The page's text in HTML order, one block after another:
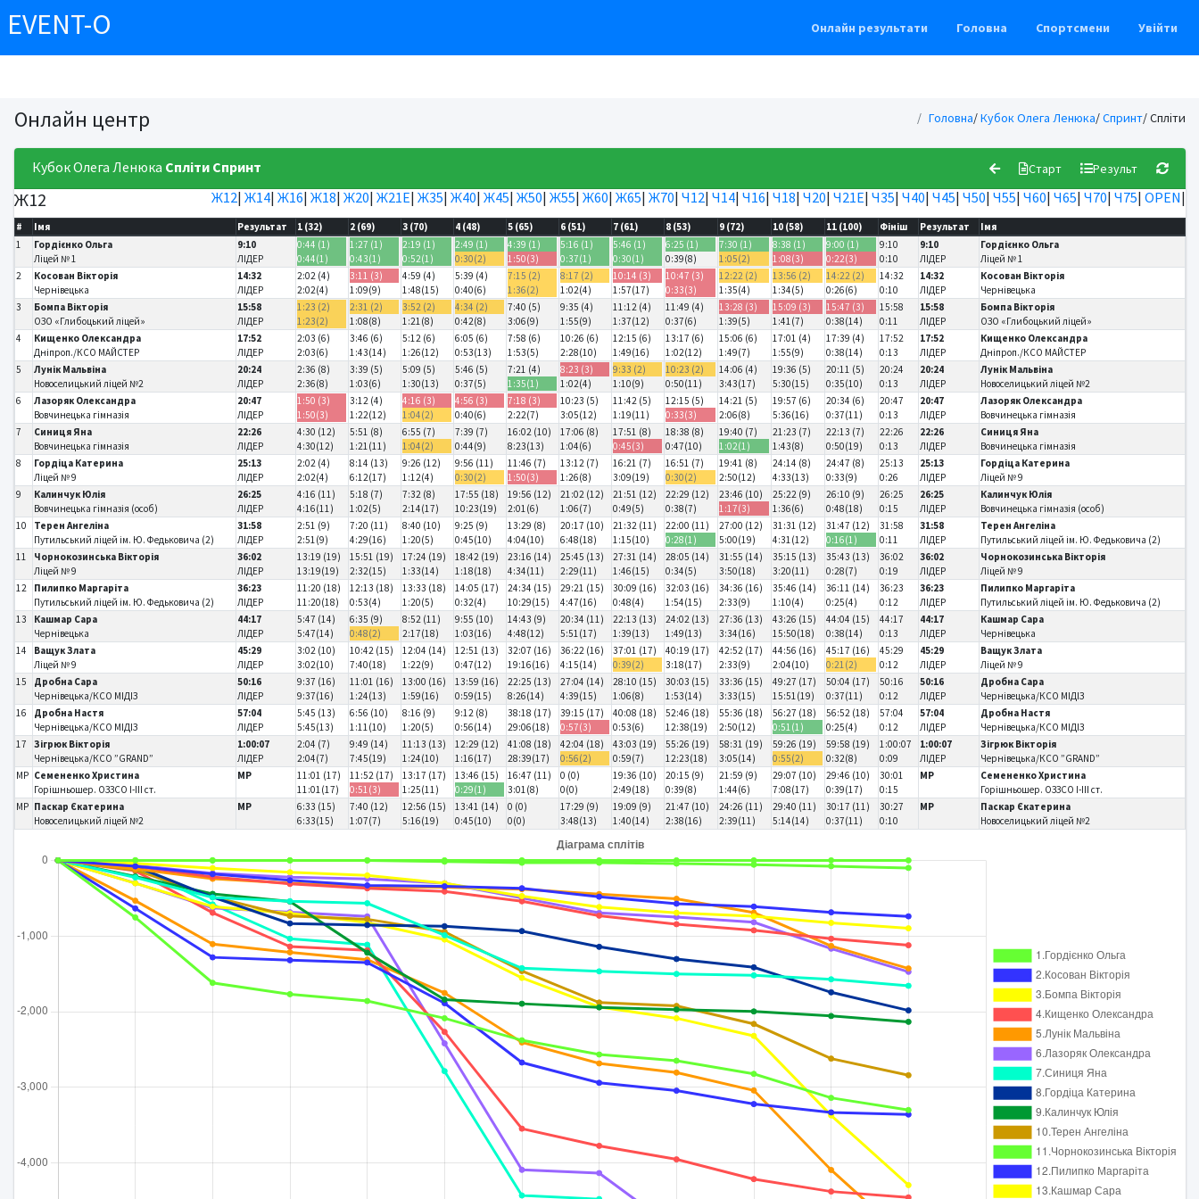
EVENT-O Онлайн результати Головна Спортсмени Увійти
Онлайн центр Головна/Кубок Олега Ленюка/Спринт/ Спліти
Кубок Олега Ленюка Спліти Спринт Старт Результ
Ж12 Ж12| Ж14| Ж16| Ж18| Ж20| Ж21Е| Ж35| Ж40| Ж45| Ж50| Ж55| Ж60| Ж65| Ж70| Ч12| Ч14| Ч16| Ч18| Ч20| Ч21Е| Ч35| Ч40| Ч45| Ч50| Ч55| Ч60| Ч65| Ч70| Ч75| OPEN|
# Імя Результат 1 (32) 2 (69) 3 (70) 4 (48) 5 (65) 6 (51) 7 (61) 8 (53) 9 (72) 10 (58) 11 (100) Фініш Результат
Імя
1
Гордієнко Ольга
Ліцей № 1
9:10
ЛІДЕР
0:44 (1)
0:44(1)
1:27 (1)
0:43(1)
2:19 (1)
0:52(1)
2:49 (1)
0:30(2)
4:39 (1)
1:50(3)
5:16 (1)
0:37(1)
5:46 (1)
0:30(1)
6:25 (1)
0:39(8)
7:30 (1)
1:05(2)
8:38 (1)
1:08(3)
9:00 (1)
0:22(3)
9:10
0:10
9:10
ЛІДЕР
Гордієнко Ольга
Ліцей № 1
2
Косован Вікторія
Чернівецька
14:32
ЛІДЕР
2:02 (4)
2:02(4)
3:11 (3)
1:09(9)
4:59 (4)
1:48(15)
5:39 (4)
0:40(6)
7:15 (2)
1:36(2)
8:17 (2)
1:02(4)
10:14 (3)
1:57(17)
10:47 (3)
0:33(3)
12:22 (2)
1:35(4)
13:56 (2)
1:34(5)
14:22 (2)
0:26(6)
14:32
0:10
14:32
ЛІДЕР
Косован Вікторія
Чернівецька
3
Бомпа Вікторія
ОЗО «Глибоцький ліцей»
15:58
ЛІДЕР
1:23 (2)
1:23(2)
2:31 (2)
1:08(8)
3:52 (2)
1:21(8)
4:34 (2)
0:42(8)
7:40 (5)
3:06(9)
9:35 (4)
1:55(9)
11:12 (4)
1:37(12)
11:49 (4)
0:37(6)
13:28 (3)
1:39(5)
15:09 (3)
1:41(7)
15:47 (3)
0:38(14)
15:58
0:11
15:58
ЛІДЕР
Бомпа Вікторія
ОЗО «Глибоцький ліцей»
4
Кищенко Олександра
Дніпроп./КСО МАЙСТЕР
17:52
ЛІДЕР
2:03 (6)
2:03(6)
3:46 (6)
1:43(14)
5:12 (6)
1:26(12)
6:05 (6)
0:53(13)
7:58 (6)
1:53(5)
10:26 (6)
2:28(10)
12:15 (6)
1:49(16)
13:17 (6)
1:02(12)
15:06 (6)
1:49(7)
17:01 (4)
1:55(9)
17:39 (4)
0:38(14)
17:52
0:13
17:52
ЛІДЕР
Кищенко Олександра
Дніпроп./КСО МАЙСТЕР
5
Лунік Мальвіна
Новоселицький ліцей №2
20:24
ЛІДЕР
2:36 (8)
2:36(8)
3:39 (5)
1:03(6)
5:09 (5)
1:30(13)
5:46 (5)
0:37(5)
7:21 (4)
1:35(1)
8:23 (3)
1:02(4)
9:33 (2)
1:10(9)
10:23 (2)
0:50(11)
14:06 (4)
3:43(17)
19:36 (5)
5:30(15)
20:11 (5)
0:35(10)
20:24
0:13
20:24
ЛІДЕР
Лунік Мальвіна
Новоселицький ліцей №2
6
Лазоряк Олександра
Вовчинецька гімназія
20:47
ЛІДЕР
1:50 (3)
1:50(3)
3:12 (4)
1:22(12)
4:16 (3)
1:04(2)
4:56 (3)
0:40(6)
7:18 (3)
2:22(7)
10:23 (5)
3:05(12)
11:42 (5)
1:19(11)
12:15 (5)
0:33(3)
14:21 (5)
2:06(8)
19:57 (6)
5:36(16)
20:34 (6)
0:37(11)
20:47
0:13
20:47
ЛІДЕР
Лазоряк Олександра
Вовчинецька гімназія
7
Синиця Яна
Вовчинецька гімназія
22:26
ЛІДЕР
4:30 (12)
4:30(12)
5:51 (8)
1:21(11)
6:55 (7)
1:04(2)
7:39 (7)
0:44(9)
16:02 (10)
8:23(13)
17:06 (8)
1:04(6)
17:51 (8)
0:45(3)
18:38 (8)
0:47(10)
19:40 (7)
1:02(1)
21:23 (7)
1:43(8)
22:13 (7)
0:50(19)
22:26
0:13
22:26
ЛІДЕР
Синиця Яна
Вовчинецька гімназія
8
Гордіца Катерина
Ліцей № 9
25:13
ЛІДЕР
2:02 (4)
2:02(4)
8:14 (13)
6:12(17)
9:26 (12)
1:12(4)
9:56 (11)
0:30(2)
11:46 (7)
1:50(3)
13:12 (7)
1:26(8)
16:21 (7)
3:09(19)
16:51 (7)
0:30(2)
19:41 (8)
2:50(12)
24:14 (8)
4:33(13)
24:47 (8)
0:33(9)
25:13
0:26
25:13
ЛІДЕР
Гордіца Катерина
Ліцей № 9
9
Калинчук Юлія
Вовчинецька гімназія (особ)
26:25
ЛІДЕР
4:16 (11)
4:16(11)
5:18 (7)
1:02(5)
7:32 (8)
2:14(17)
17:55 (18)
10:23(19)
19:56 (12)
2:01(6)
21:02 (12)
1:06(7)
21:51 (12)
0:49(5)
22:29 (12)
0:38(7)
23:46 (10)
1:17(3)
25:22 (9)
1:36(6)
26:10 (9)
0:48(18)
26:25
0:15
26:25
ЛІДЕР
Калинчук Юлія
Вовчинецька гімназія (особ)
10
Терен Ангеліна
Путильський ліцей ім. Ю. Федьковича (2)
31:58
ЛІДЕР
2:51 (9)
2:51(9)
7:20 (11)
4:29(16)
8:40 (10)
1:20(5)
9:25 (9)
0:45(10)
13:29 (8)
4:04(10)
20:17 (10)
6:48(18)
21:32 (11)
1:15(10)
22:00 (11)
0:28(1)
27:00 (12)
5:00(19)
31:31 (12)
4:31(12)
31:47 (12)
0:16(1)
31:58
0:11
31:58
ЛІДЕР
Терен Ангеліна
Путильський ліцей ім. Ю. Федьковича (2)
11
Чорнокозинська Вікторія
Ліцей № 9
36:02
ЛІДЕР
13:19 (19)
13:19(19)
15:51 (19)
2:32(15)
17:24 (19)
1:33(14)
18:42 (19)
1:18(18)
23:16 (14)
4:34(11)
25:45 (13)
2:29(11)
27:31 (14)
1:46(15)
28:05 (14)
0:34(5)
31:55 (14)
3:50(18)
35:15 (13)
3:20(11)
35:43 (13)
0:28(7)
36:02
0:19
36:02
ЛІДЕР
Чорнокозинська Вікторія
Ліцей № 9
12
Пилипко Маргаріта
Путильський ліцей ім. Ю. Федьковича (2)
36:23
ЛІДЕР
11:20 (18)
11:20(18)
12:13 (18)
0:53(4)
13:33 (18)
1:20(5)
14:05 (17)
0:32(4)
24:34 (15)
10:29(15)
29:21 (15)
4:47(16)
30:09 (16)
0:48(4)
32:03 (16)
1:54(15)
34:36 (16)
2:33(9)
35:46 (14)
1:10(4)
36:11 (14)
0:25(4)
36:23
0:12
36:23
ЛІДЕР
Пилипко Маргаріта
Путильський ліцей ім. Ю. Федьковича (2)
13
Кашмар Сара
Чернівецька
44:17
ЛІДЕР
5:47 (14)
5:47(14)
6:35 (9)
0:48(2)
8:52 (11)
2:17(18)
9:55 (10)
1:03(16)
14:43 (9)
4:48(12)
20:34 (11)
5:51(17)
22:13 (13)
1:39(13)
24:02 (13)
1:49(13)
27:36 (13)
3:34(16)
43:26 (15)
15:50(18)
44:04 (15)
0:38(14)
44:17
0:13
44:17
ЛІДЕР
Кашмар Сара
Чернівецька
14
Ващук Злата
Ліцей № 9
45:29
ЛІДЕР
3:02 (10)
3:02(10)
10:42 (15)
7:40(18)
12:04 (14)
1:22(9)
12:51 (13)
0:47(12)
32:07 (16)
19:16(16)
36:22 (16)
4:15(14)
37:01 (17)
0:39(2)
40:19 (17)
3:18(17)
42:52 (17)
2:33(9)
44:56 (16)
2:04(10)
45:17 (16)
0:21(2)
45:29
0:12
45:29
ЛІДЕР
Ващук Злата
Ліцей № 9
15
Дробна Сара
Чернівецька/КСО МІДІЗ
50:16
ЛІДЕР
9:37 (16)
9:37(16)
11:01 (16)
1:24(13)
13:00 (16)
1:59(16)
13:59 (16)
0:59(15)
22:25 (13)
8:26(14)
27:04 (14)
4:39(15)
28:10 (15)
1:06(8)
30:03 (15)
1:53(14)
33:36 (15)
3:33(15)
49:27 (17)
15:51(19)
50:04 (17)
0:37(11)
50:16
0:12
50:16
ЛІДЕР
Дробна Сара
Чернівецька/КСО МІДІЗ
16
Дробна Настя
Чернівецька/КСО МІДІЗ
57:04
ЛІДЕР
5:45 (13)
5:45(13)
6:56 (10)
1:11(10)
8:16 (9)
1:20(5)
9:12 (8)
0:56(14)
38:18 (17)
29:06(18)
39:15 (17)
0:57(3)
40:08 (18)
0:53(6)
52:46 (18)
12:38(19)
55:36 (18)
2:50(12)
56:27 (18)
0:51(1)
56:52 (18)
0:25(4)
57:04
0:12
57:04
ЛІДЕР
Дробна Настя
Чернівецька/КСО МІДІЗ
17
Зігрюк Вікторія
Чернівецька/КСО ”GRAND”
1:00:07
ЛІДЕР
2:04 (7)
2:04(7)
9:49 (14)
7:45(19)
11:13 (13)
1:24(10)
12:29 (12)
1:16(17)
41:08 (18)
28:39(17)
42:04 (18)
0:56(2)
43:03 (19)
0:59(7)
55:26 (19)
12:23(18)
58:31 (19)
3:05(14)
59:26 (19)
0:55(2)
59:58 (19)
0:32(8)
1:00:07
0:09
1:00:07
ЛІДЕР
Зігрюк Вікторія
Чернівецька/КСО ”GRAND”
MP Семененко Христина
Горішньошер. ОЗЗСО І-ІІІ ст.
MP
11:01 (17)
11:01(17)
11:52 (17)
0:51(3)
13:17 (17)
1:25(11)
13:46 (15)
0:29(1)
16:47 (11)
3:01(8)
0 (0)
0(0)
19:36 (10)
2:49(18)
20:15 (9)
0:39(8)
21:59 (9)
1:44(6)
29:07 (10)
7:08(17)
29:46 (10)
0:39(17)
30:01
0:15
MP
Семененко Христина
Горішньошер. ОЗЗСО І-ІІІ ст.
MP Паскар Єкатерина
Новоселицький ліцей №2
MP
6:33 (15)
6:33(15)
7:40 (12)
1:07(7)
12:56 (15)
5:16(19)
13:41 (14)
0:45(10)
0 (0)
0(0)
17:29 (9)
3:48(13)
19:09 (9)
1:40(14)
21:47 (10)
2:38(16)
24:26 (11)
2:39(11)
29:40 (11)
5:14(14)
30:17 (11)
0:37(11)
30:27
0:10
MP
Паскар Єкатерина
Новоселицький ліцей №2